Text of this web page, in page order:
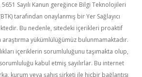
5651 Sayılı Kanun gereğince Bilgi Teknolojileri
tarafından onaylanmış bir Yer Sağlayıcı
Bu nedenle, sitedeki içerikleri proaktif
yükümlülüğümüz bulunmamaktadır.
içeriklerin sorumluluğunu taşımakta olup,
kabul etmiş sayılırlar. Bu internet
kurum veya şahıs şirketi ile hiçbir bağlantısı